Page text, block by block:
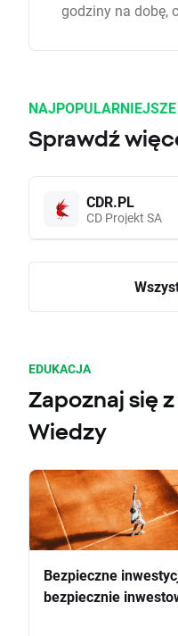
godziny na dobę,
Sprawdź
CDR.PL
CD Projekt SA
EDUKACJA
Zapoznaj się
Wiedzy
Bezpieczne
bezpiecznie